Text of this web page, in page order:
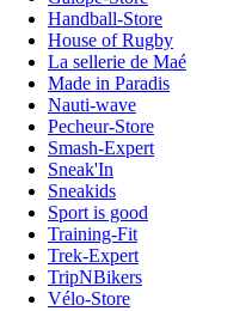
Handball-Store
House of Rugby
La sellerie de Maé
Made in Paradis
Nauti-wave
Pecheur-Store
Smash-Expert
Sneak'In
Sneakids
Sport is good
Training-Fit
Trek-Expert
TripNBikers
Vélo-Store